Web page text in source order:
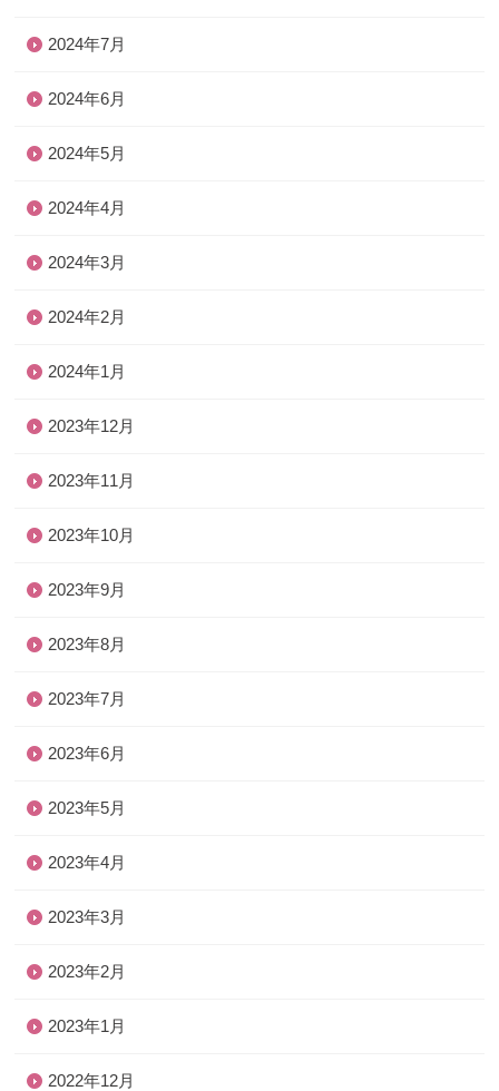
2024年7月
2024年6月
2024年5月
2024年4月
2024年3月
2024年2月
2024年1月
2023年12月
2023年11月
2023年10月
2023年9月
2023年8月
2023年7月
2023年6月
2023年5月
2023年4月
2023年3月
2023年2月
2023年1月
2022年12月